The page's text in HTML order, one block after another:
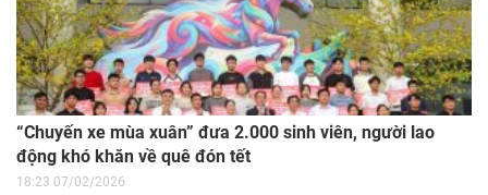
“Chuyến xe mùa xuân” đưa 2.000 sinh viên, người lao
động khó khăn về quê đón tết
18:23 07/02/2026